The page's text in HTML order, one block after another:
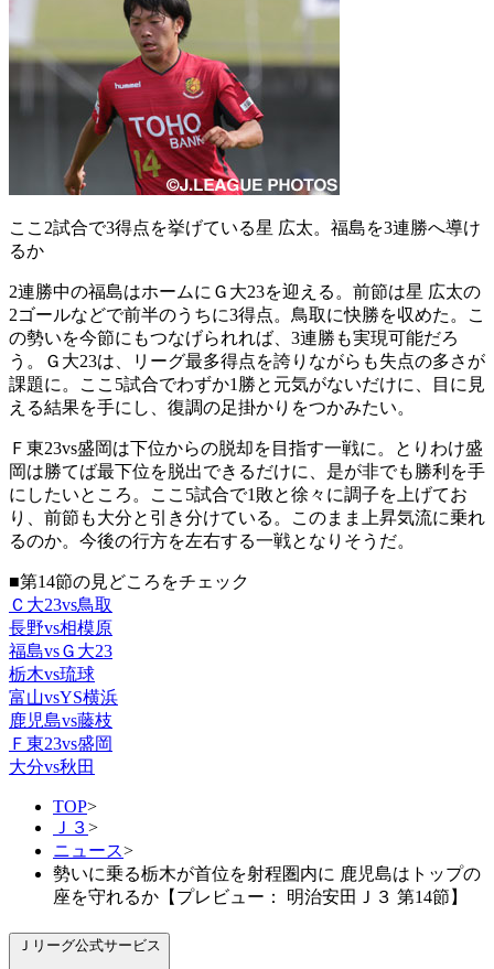
ここ2試合で3得点を挙げている星 広太。福島を3連勝へ導け
るか
2連勝中の福島はホームにＧ大23を迎える。前節は星 広太の
2ゴールなどで前半のうちに3得点。鳥取に快勝を収めた。こ
の勢いを今節にもつなげられれば、3連勝も実現可能だろ
う。Ｇ大23は、リーグ最多得点を誇りながらも失点の多さが
課題に。ここ5試合でわずか1勝と元気がないだけに、目に見
える結果を手にし、復調の足掛かりをつかみたい。
Ｆ東23vs盛岡は下位からの脱却を目指す一戦に。とりわけ盛
岡は勝てば最下位を脱出できるだけに、是が非でも勝利を手
にしたいところ。ここ5試合で1敗と徐々に調子を上げてお
り、前節も大分と引き分けている。このまま上昇気流に乗れ
るのか。今後の行方を左右する一戦となりそうだ。
■第14節の見どころをチェック
Ｃ大23vs鳥取
長野vs相模原
福島vsＧ大23
栃木vs琉球
富山vsYS横浜
鹿児島vs藤枝
Ｆ東23vs盛岡
大分vs秋田
TOP>
Ｊ３>
ニュース>
勢いに乗る栃木が首位を射程圏内に 鹿児島はトップの
座を守れるか【プレビュー： 明治安田Ｊ３ 第14節】
Ｊリーグ公式サービス